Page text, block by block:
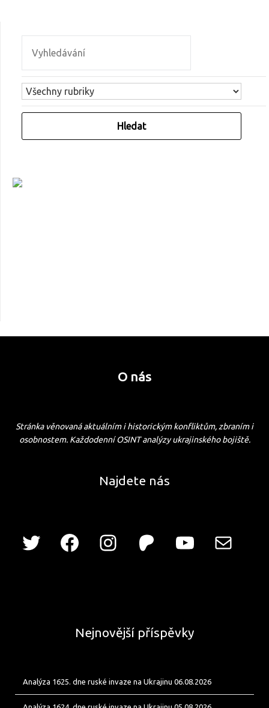
O nás
Stránka věnovaná aktuálním i historickým konfliktům, zbraním i
osobnostem. Každodenní OSINT analýzy ukrajinského bojiště.
Najdete nás
Nejnovější příspěvky
Analýza 1625. dne ruské invaze na Ukrajinu 06.08.2026